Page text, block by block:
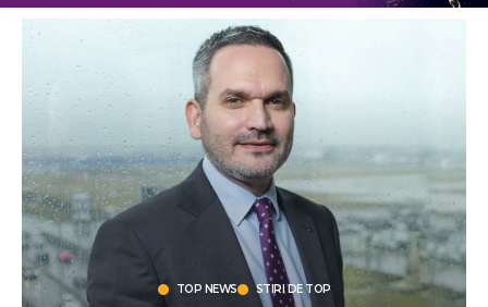
TOP NEWS STIRI DE TOP